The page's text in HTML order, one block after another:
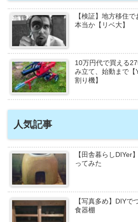
【検証】地方移住
本当か【リベ大】
10万円代で買える
み立て、始動まで【
割り機】
人気記事
【田舎暮らしDIYer
ってみた
【写真多め】DIYで
食器棚